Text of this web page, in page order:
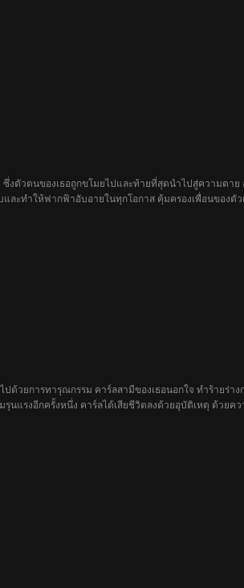
งตัวตนของเธอถูกขโมยไปและท้ายที่สุดนำไปสู่ความตา
ละทำให้ฟากฟ้าอับอายในทุกโอกาส คุ้มครองเพื่อนของตั
ปด้วยการทารุณกรรม คาร์ลสามีของเธอนอกใจ ทำร้ายร่
แรงอีกครั้งหนึ่ง คาร์ลได้เสียชีวิตลงด้วยอุบัติเหตุ ด้วยคว